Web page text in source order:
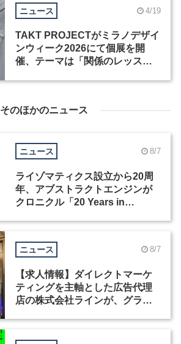
ニュース 4/19
TAKT PROJECTがミラノデザイ
ンウィーク2026にて個展を開
催、テーマは「関係のレッス
そのほかのニュース
ニュース 8/7
ライゾマティクス設立から20周
年、アブストラクトエンジンが
クロニクル「20 Years in
ニュース 8/7
【求人情報】ダイレクトマーケ
ティングを主軸とした広告代理
店の株式会社ラインが、グラフ